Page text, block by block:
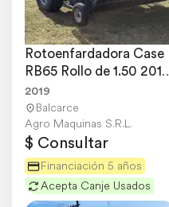
Rotoenfardadora Case
RB65 Rollo de 1.50 2019
27000rollos
2019
Balcarce
Agro Maquinas S.R.L.
$ Consultar
Financiación 5 años
Acepta Canje Usados